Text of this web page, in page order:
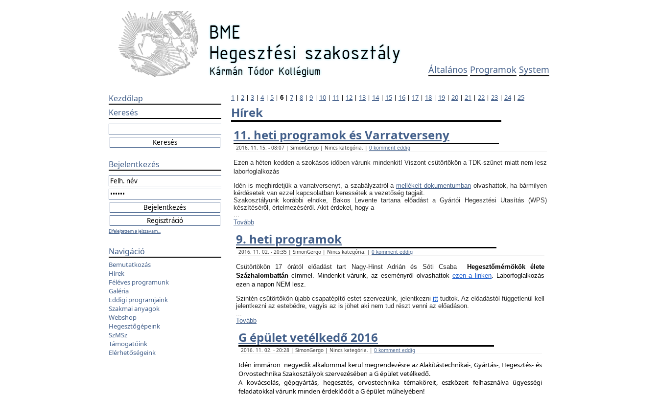
Általános Programok System
Kezdőlap
Keresés
Bejelentkezés
Elfelejtettem a jelszavam...
Navigáció
Bemutatkozás
Hírek
Féléves programunk
Galéria
Eddigi programjaink
Szakmai anyagok
Webshop
Hegesztőgépeink
SzMSz
Támogatóink
Elérhetőségeink
1 | 2 | 3 | 4| 5 | 6 | 7 | 8 | 9 | 10 | 11 | 12 | 13 | 14| 15 | 16 | 17 | 18 | 19 | 20 | 21 | 22 | 23 | 24| 25
Hírek
11. heti programok és Varratverseny
2016. 11. 15. - 08:07 | SimonGergo | Nincs kategória. | 0 komment eddig
Ezen a héten kedden a szokásos időben várunk mindenkit! Viszont csütörtökön a TDK-szünet miatt nem lesz
laborfoglalkozás
Idén is meghirdetjük a varratversenyt, a szabályzatról a mellékelt dokumentumbanolvashattok, ha bármilyen
kérdésetek van ezzel kapcsolatban keressétek a vezetőség tagjait.
Szakosztályunk korábbi elnöke, Bakos Levente tartana előadást a Gyártói Hegesztési Utasítás (WPS)
készítéséről, értelmezéséről. Akit érdekel, hogy a
...
Tovább
9. heti programok
2016. 11. 02. - 20:35 | SimonGergo | Nincs kategória. | 0 komment eddig
Csütörtökön 17 órától előadást tart Nagy-Hinst Adrián és Sóti Csaba
Hegesztőmérnökök élete
Százhalombattán címmel. Mindenkit várunk, az eseményről olvashattok ezen a linken. Laborfoglalkozás
ezen a napon NEM lesz.
Szintén csütörtökön újabb csapatépítő estet szervezünk, jelentkezni itttudtok. Az előadástól függetlenül kell
jelentkezni az estebédre, vagyis az is jöhet aki nem tud részt venni az előadáson.
...
Tovább
G épület vetélkedő 2016
2016. 11. 02. - 20:28 | SimonGergo | Nincs kategória. | 0 komment eddig
Idén immáron negyedik alkalommal kerül megrendezésre az Alakítástechnikai-, Gyártás-, Hegesztés- és
Orvostechnika Szakosztályok szervezésében a G épület vetélkedő.
A kovácsolás, gépgyártás, hegesztés, orvostechnika témaköreit, eszközeit felhasználva ügyességi
feladatokkal várunk minden érdeklődőt a G épület műhelyében!